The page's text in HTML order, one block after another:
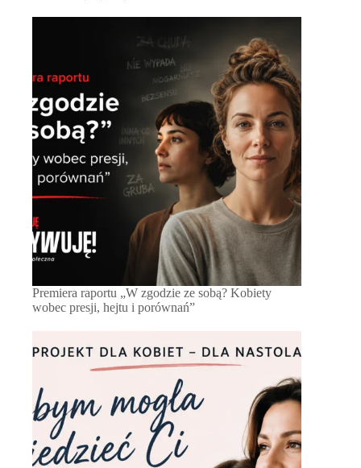
Premiera raportu „W zgodzie ze sobą? Kobiety
wobec presji, hejtu i porównań”